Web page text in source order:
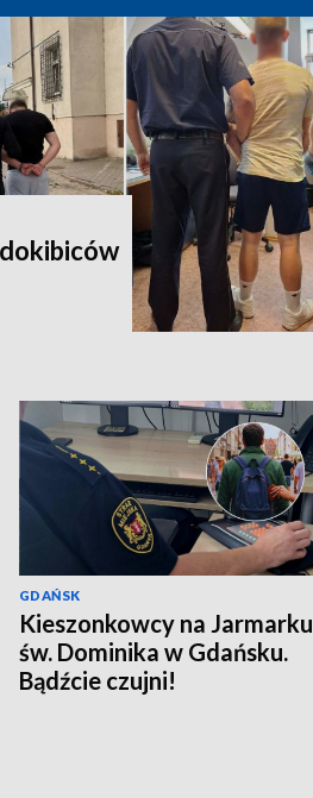
GDAŃSK
Kieszonkowcy na Jarmarku
św. Dominika w Gdańsku.
Bądźcie czujni!